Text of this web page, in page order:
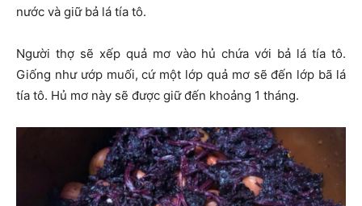
nước và giữ bả lá tía tô.
Người thợ sẽ xếp quả mơ vào hủ chứa với bả lá tía tô.
Giống như ướp muối, cứ một lớp quả mơ sẽ đến lớp bã lá
tía tô. Hủ mơ này sẽ được giữ đến khoảng 1 tháng.